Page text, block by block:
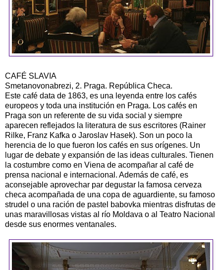
CAFÉ SLAVIA
Smetanovonabrezi, 2. Praga. República Checa.
Este café data de 1863, es una leyenda entre los cafés
europeos y toda una institución en Praga. Los cafés en
Praga son un referente de su vida social y siempre
aparecen reflejados la literatura de sus escritores (Rainer
Rilke, Franz Kafka o Jaroslav Hasek). Son un poco la
herencia de lo que fueron los cafés en sus orígenes. Un
lugar de debate y expansión de las ideas culturales. Tienen
la costumbre como en Viena de acompañar al café de
prensa nacional e internacional. Además de café, es
aconsejable aprovechar par degustar la famosa cerveza
checa acompañada de una copa de aguardiente, su famoso
strudel o una ración de pastel babovka mientras disfrutas de
unas maravillosas vistas al río Moldava o al Teatro Nacional
desde sus enormes ventanales.